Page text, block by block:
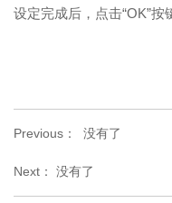
设定完成后，点击“OK”按
Previous： 没有了
Next： 没有了